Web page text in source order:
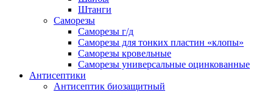
Штанги
Саморезы
Саморезы г/д
Саморезы для тонких пластин «клопы»
Саморезы кровельные
Саморезы универсальные оцинкованные
Антисептики
Антисептик биозащитный